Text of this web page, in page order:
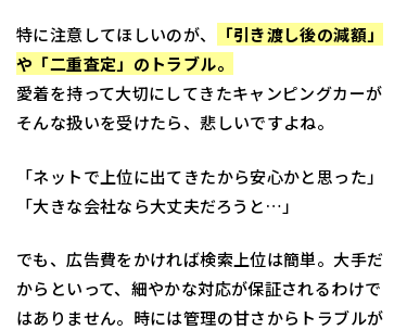
特に注意してほしいのが、
「引き渡し後の減額」
や「二重査定」 のトラブル。
愛着を持って大切にしてきたキャンピングカーが
そんな扱いを受けたら、悲しいですよね。
「ネットで上位に出てきたから安心かと思った」
「大きな会社なら大丈夫だろうと…」
でも、広告費をかければ検索上位は簡単。大手だ
からといって、 細やかな対応が保証されるわけで
はありません。 時には管理の甘さからトラブルが